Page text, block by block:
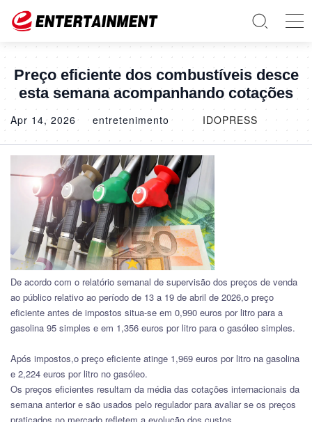
Preço eficiente dos combustíveis desce
esta semana acompanhando cotações
Apr 14, 2026 entretenimento IDOPRESS
De acordo com o relatório semanal de supervisão dos preços de venda
ao público relativo ao período de 13 a 19 de abril de 2026,o preço
eficiente antes de impostos situa-se em 0,990 euros por litro para a
gasolina 95 simples e em 1,356 euros por litro para o gasóleo simples.
Após impostos,o preço eficiente atinge 1,969 euros por litro na gasolina
e 2,224 euros por litro no gasóleo.
Os preços eficientes resultam da média das cotações internacionais da
semana anterior e são usados pelo regulador para avaliar se os preços
praticados no mercado refletem a evolução dos custos.